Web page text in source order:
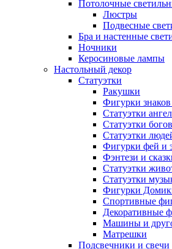
Потолочные
Люстры
Подвесные
Бра и настенные
Ночники
Керосиновые лампы
Настольный декор
Статуэтки
Ракушки
Фигурки знаков
Статуэтки
Статуэтки богов
Статуэтки
Фигурки фей и
Фэнтези и
Статуэтки
Статуэтки
Фигурки
Спортивные
Декоративные
Машины и
Матрешки
Подсвечники и свечи